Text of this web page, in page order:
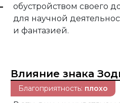
обустройством своего
для научной
и фантазией.
Влияние знака
Благоприятность: плохо